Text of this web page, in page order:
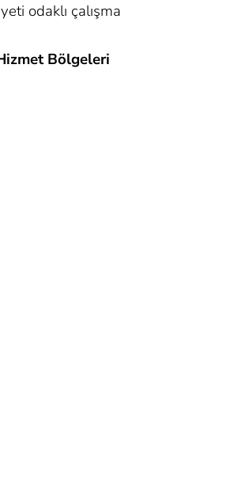
odaklı çalışma
Bölgeleri